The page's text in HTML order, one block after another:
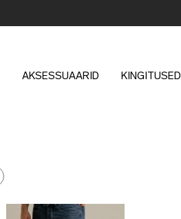
AKSESSUAARID KINGITUSED